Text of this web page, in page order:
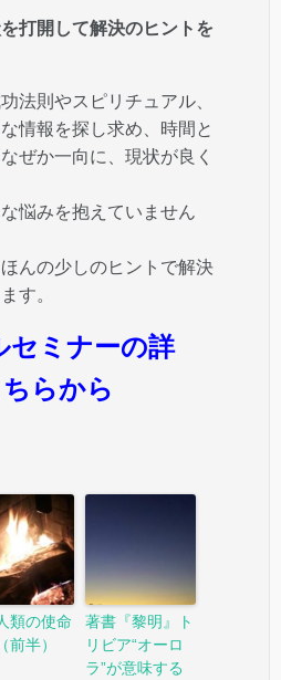
打開して解決のヒントを
法則やスピリチュアル、
情報を探し求め、時間と
ぜか一向に、現状が良く
悩みを抱えていません
んの少しのヒントで解決
す。
ミナーの詳
らから
類の使命
前半）
著書『黎明』ト
リビア“オーロ
ラ”が意味する